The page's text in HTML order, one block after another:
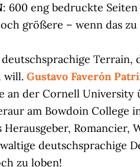
: 600 eng bedruckte
größere – wenn das
Terrain,
will. Gustavo Faverón
an der Cornell University
am Bowdoin College
Romancier,
deutschsprachige
zu loben!